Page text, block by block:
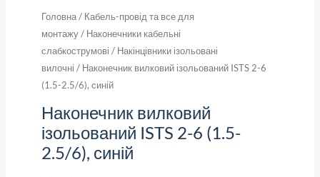
Головна/ Кабель-провід та все для
монтажу/ Наконечники кабельні
слабкострумові / Накінцівники ізольовані
вилочні / Наконечник вилковий ізольований ISTS 2-6
(1.5-2.5/6), синій
Наконечник вилковий
ізольований ISTS 2-6 (1.5-
2.5/6), синій